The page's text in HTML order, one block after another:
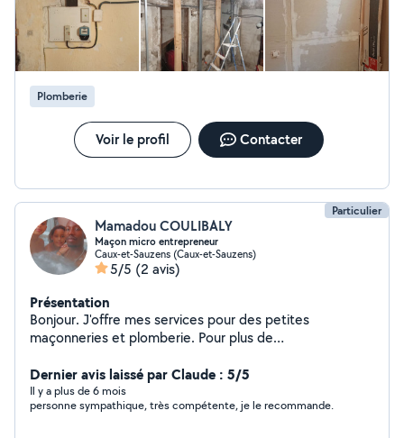
Plomberie
Voir le profil Contacter
Particulier
Mamadou COULIBALY
Maçon micro entrepreneur
Caux-et-Sauzens (Caux-et-Sauzens)
5/5 (2 avis)
Présentation
Bonjour. J'offre mes services pour des petites
maçonneries et plomberie. Pour plus de
Mr Coulibaly.
Dernier avis laissé par Claude : 5/5
Il y a plus de 6 mois
personne sympathique, très compétente, je le recommande.